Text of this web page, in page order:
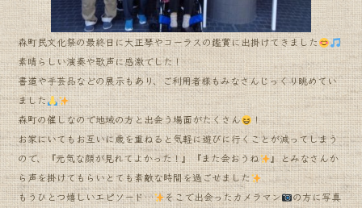
森町民文化祭の最終日に大正琴やコーラスの鑑賞に出掛けてきました
素晴らしい演奏や歌声に感激でした！
書道や手芸品などの展示もあり、ご利用者様もみなさんじっくり眺めてい
ました
森町の催しなので地域の方と出会う場面がたくさん
！
お家にいてもお互いに歳を重ねると気軽に遊びに行くことが減ってしまう
ので、『元気な顔が見れてよかった！』『また会おうね
』とみなさんか
ら声を掛けてもらいとても素敵な時間を過ごせました
もうひとつ嬉しいエピソード…
そこで出会ったカメラマン
の方に写真